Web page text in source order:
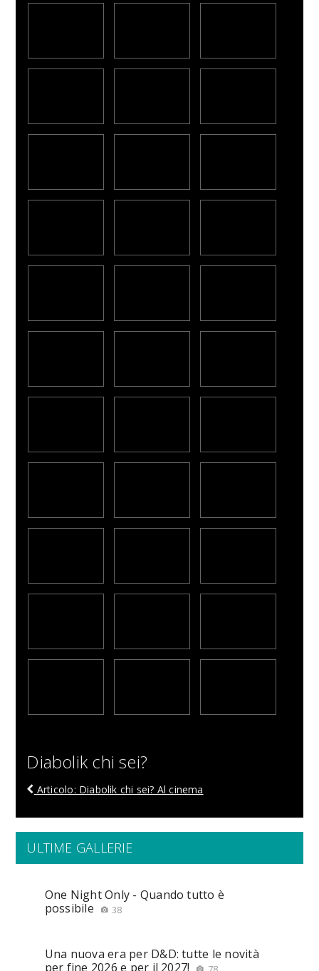
Diabolik chi sei?
Articolo: Diabolik chi sei? Al cinema
ULTIME GALLERIE
One Night Only - Quando tutto è
possibile
38
Una nuova era per D&D: tutte le novità
per fine 2026 e per il 2027!